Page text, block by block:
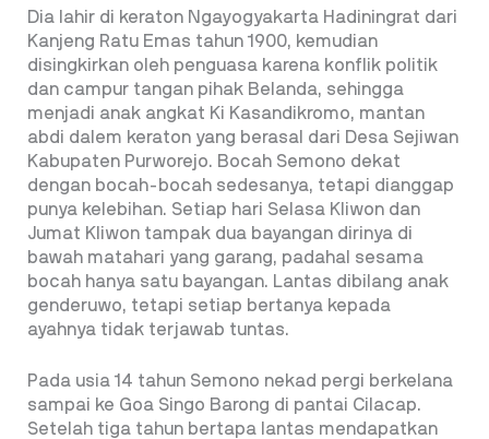
Dia lahir di keraton Ngayogyakarta Hadiningrat dari
Kanjeng Ratu Emas tahun 1900, kemudian
disingkirkan oleh penguasa karena konflik politik
dan campur tangan pihak Belanda, sehingga
menjadi anak angkat Ki Kasandikromo, mantan
abdi dalem keraton yang berasal dari Desa Sejiwan
Kabupaten Purworejo. Bocah Semono dekat
dengan bocah-bocah sedesanya, tetapi dianggap
punya kelebihan. Setiap hari Selasa Kliwon dan
Jumat Kliwon tampak dua bayangan dirinya di
bawah matahari yang garang, padahal sesama
bocah hanya satu bayangan. Lantas dibilang anak
genderuwo, tetapi setiap bertanya kepada
ayahnya tidak terjawab tuntas.
Pada usia 14 tahun Semono nekad pergi berkelana
sampai ke Goa Singo Barong di pantai Cilacap.
Setelah tiga tahun bertapa lantas mendapatkan